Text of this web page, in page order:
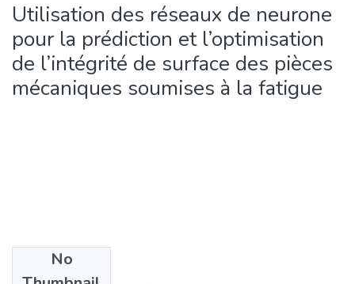
Utilisation des réseaux de neurone
pour la prédiction et l’optimisation
de l’intégrité de surface des pièces
mécaniques soumises à la fatigue
No